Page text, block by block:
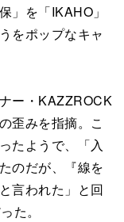
」を「IKAHO」
をポップなキャ
ー・KAZZROCK
歪みを指摘。こ
たようで、「入
のだが、『線を
言われた」と回
た。